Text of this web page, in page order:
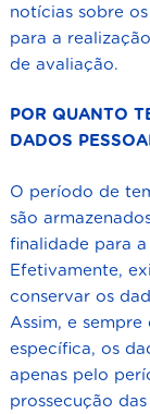
notícias sobre
para a
de avaliação.
POR QUANTO
DADOS
O período de
são
finalidade para
Efetivamente,
conservar os
Assim, e
específica, os
apenas pelo
prossecução